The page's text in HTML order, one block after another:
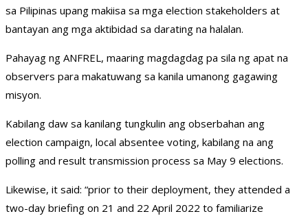
sa Pilipinas upang makiisa sa mga election stakeholders at
bantayan ang mga aktibidad sa darating na halalan.
Pahayag ng ANFREL, maaring magdagdag pa sila ng apat na
observers para makatuwang sa kanila umanong gagawing
misyon.
Kabilang daw sa kanilang tungkulin ang obserbahan ang
election campaign, local absentee voting, kabilang na ang
polling and result transmission process sa May 9 elections.
Likewise, it said: “prior to their deployment, they attended a
two-day briefing on 21 and 22 April 2022 to familiarize